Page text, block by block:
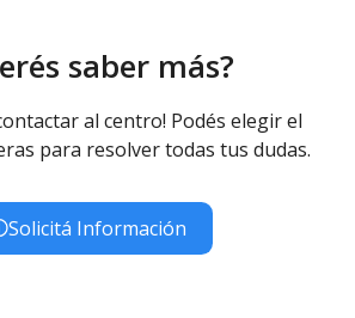
saber más?
al centro! Podés elegir el
para resolver todas tus dudas.
Solicitá Información